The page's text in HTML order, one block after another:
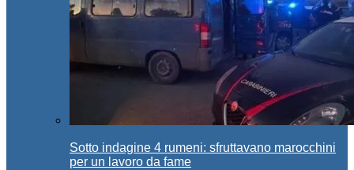
Sotto indagine 4 rumeni: sfruttavano marocchini
per un lavoro da fame